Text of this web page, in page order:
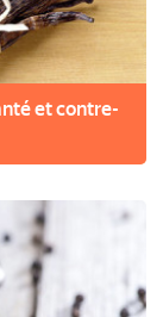
et contre-